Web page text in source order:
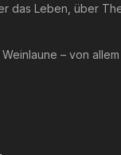
das Leben, über
– von